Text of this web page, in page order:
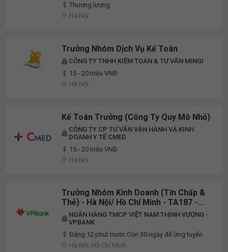
Thương lượng
Hà Nội
Trưởng Nhóm Dịch Vụ Kế Toán
CÔNG TY TNHH KIỂM TOÁN & TƯ VẤN MINGI
15 - 20 triệu VNĐ
Hà Nội
Kế Toán Trưởng (Công Ty Quy Mô Nhỏ)
CÔNG TY CP TƯ VẤN VẬN HÀNH VÀ KINH
DOANH Y TẾ CMED
15 - 20 triệu VNĐ
Hà Nội
Trưởng Nhóm Kinh Doanh (Tín Chấp &
Thẻ) - Hà Nội/ Hồ Chí Minh - TA187 -
ID3944
NGÂN HÀNG TMCP VIỆT NAM THỊNH VƯỢNG -
VPBANK
Đăng 12 phút trước Còn 30 ngày để ứng tuyển
Hà Nội, Hồ Chí Minh